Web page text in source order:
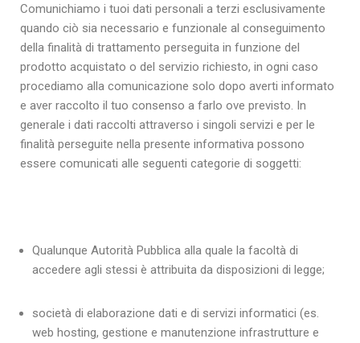
Comunichiamo i tuoi dati personali a terzi esclusivamente
quando ciò sia necessario e funzionale al conseguimento
della finalità di trattamento perseguita in funzione del
prodotto acquistato o del servizio richiesto, in ogni caso
procediamo alla comunicazione solo dopo averti informato
e aver raccolto il tuo consenso a farlo ove previsto. In
generale i dati raccolti attraverso i singoli servizi e per le
finalità perseguite nella presente informativa possono
essere comunicati alle seguenti categorie di soggetti:
Qualunque Autorità Pubblica alla quale la facoltà di
accedere agli stessi è attribuita da disposizioni di legge;
società di elaborazione dati e di servizi informatici (es.
web hosting, gestione e manutenzione infrastrutture e